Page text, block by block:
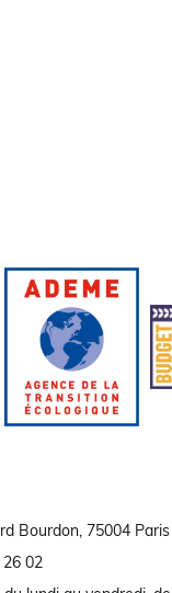
Bourdon, 75004 Paris
26 02